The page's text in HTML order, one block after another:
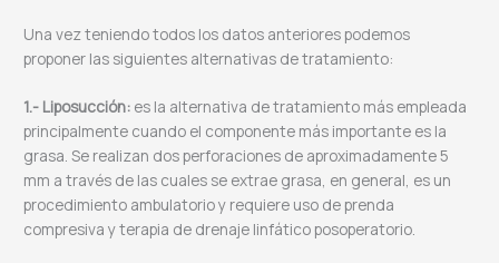
Una vez teniendo todos los datos anteriores podemos
proponer las siguientes alternativas de tratamiento:
1.- Liposucción: es la alternativa de tratamiento más empleada
principalmente cuando el componente más importante es la
grasa. Se realizan dos perforaciones de aproximadamente 5
mm a través de las cuales se extrae grasa, en general, es un
procedimiento ambulatorio y requiere uso de prenda
compresiva y terapia de drenaje linfático posoperatorio.